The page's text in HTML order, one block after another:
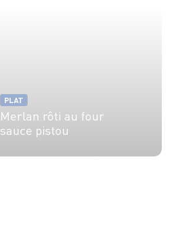
PLAT
Merlan rôti au four
sauce pistou